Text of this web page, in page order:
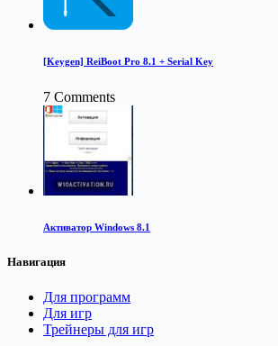
[Keygen] ReiBoot Pro 8.1 + Serial Key
7 Comments
Активатор Windows 8.1
Навигация
Для программ
Для игр
Трейнеры для игр